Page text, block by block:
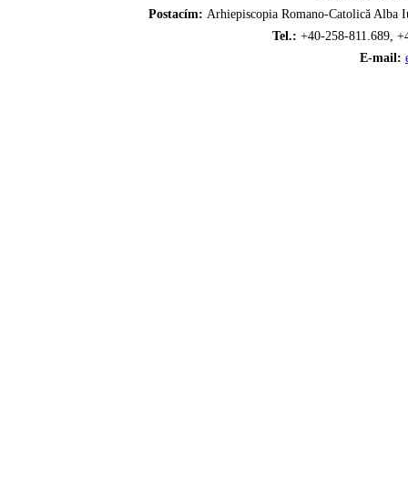
Postacím: Arhiepiscopia Romano-Catolică
Tel.: +40-258-811.689,
E-mail: